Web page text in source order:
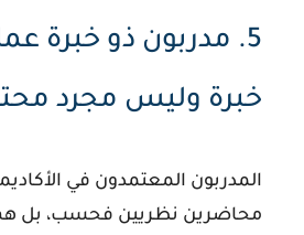
5. مدربون ذو خبرة
خبرة وليس مجرد
المدربون المعتمدون في
محاضرين نظريين فحسب، بل